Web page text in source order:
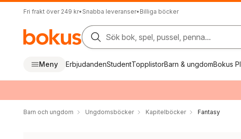
Fri frakt över 249 kr• Snabba leveranser• Billiga böcker
Sök bok, spel, pussel, penna...
Meny ErbjudandenStudentTopplistorBarn & ungdomBokus
Barn och ungdom Ungdomsböcker Kapitelböcker Fantasy